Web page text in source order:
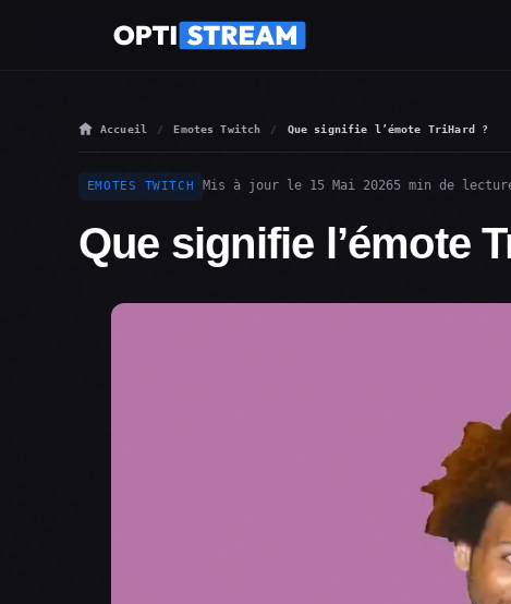
Accueil Emotes Twitch Que signifie l’émote TriHard ?
EMOTES TWITCH Mis à jour le 15 Mai 20265 min de
Que signifie l’émote